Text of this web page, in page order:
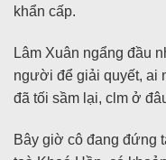
khẩn cấp.
Lâm Xuân ngẩng đầu
người để giải quyết, ai
đã tối sầm lại, clm ở
Bây giờ cô đang đứng